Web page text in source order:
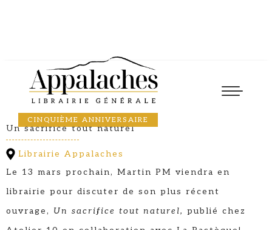
CINQUIÈME ANNIVERSAIRE
Causerie
March 2024 17:30
MARTIN PM
Un sacrifice tout naturel
Librairie Appalaches
Le 13 mars prochain, Martin PM viendra en
librairie pour discuter de son plus récent
ouvrage, Un sacrifice tout naturel, publié chez